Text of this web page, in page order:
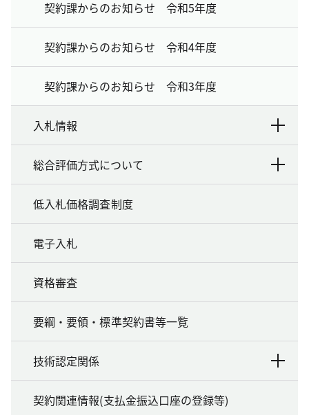
契約課からのお知らせ 令和5年度
契約課からのお知らせ 令和4年度
契約課からのお知らせ 令和3年度
入札情報
総合評価方式について
低入札価格調査制度
電子入札
資格審査
要綱・要領・標準契約書等一覧
技術認定関係
契約関連情報(支払金振込口座の登録等)